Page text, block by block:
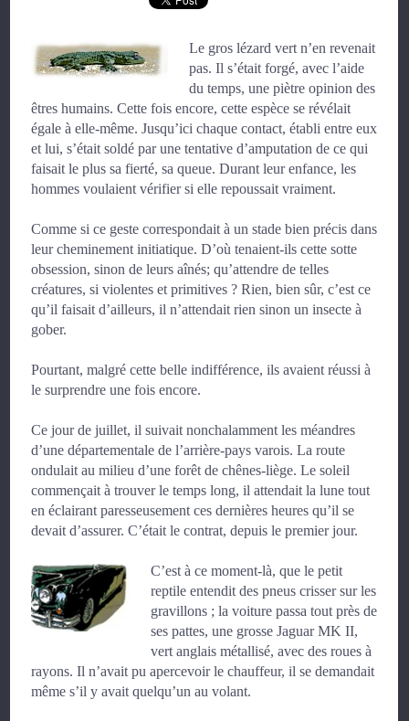
Le gros lézard vert n’en revenait
pas. Il s’était forgé, avec l’aide
du temps, une piètre opinion des
êtres humains. Cette fois encore, cette espèce se révélait
égale à elle-même. Jusqu’ici chaque contact, établi entre eux
et lui, s’était soldé par une tentative d’amputation de ce qui
faisait le plus sa fierté, sa queue. Durant leur enfance, les
hommes voulaient vérifier si elle repoussait vraiment.
Comme si ce geste correspondait à un stade bien précis dans
leur cheminement initiatique. D’où tenaient-ils cette sotte
obsession, sinon de leurs aînés; qu’attendre de telles
créatures, si violentes et primitives ? Rien, bien sûr, c’est ce
qu’il faisait d’ailleurs, il n’attendait rien sinon un insecte à
gober.
Pourtant, malgré cette belle indifférence, ils avaient réussi à
le surprendre une fois encore.
Ce jour de juillet, il suivait nonchalamment les méandres
d’une départementale de l’arrière-pays varois. La route
ondulait au milieu d’une forêt de chênes-liège. Le soleil
commençait à trouver le temps long, il attendait la lune tout
en éclairant paresseusement ces dernières heures qu’il se
devait d’assurer. C’était le contrat, depuis le premier jour.
C’est à ce moment-là, que le petit
reptile entendit des pneus crisser sur les
gravillons ; la voiture passa tout près de
ses pattes, une grosse Jaguar MK II,
vert anglais métallisé, avec des roues à
rayons. Il n’avait pu apercevoir le chauffeur, il se demandait
même s’il y avait quelqu’un au volant.